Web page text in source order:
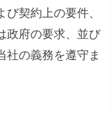
契約上の要件、
政府の要求、並び
社の義務を遵守ま